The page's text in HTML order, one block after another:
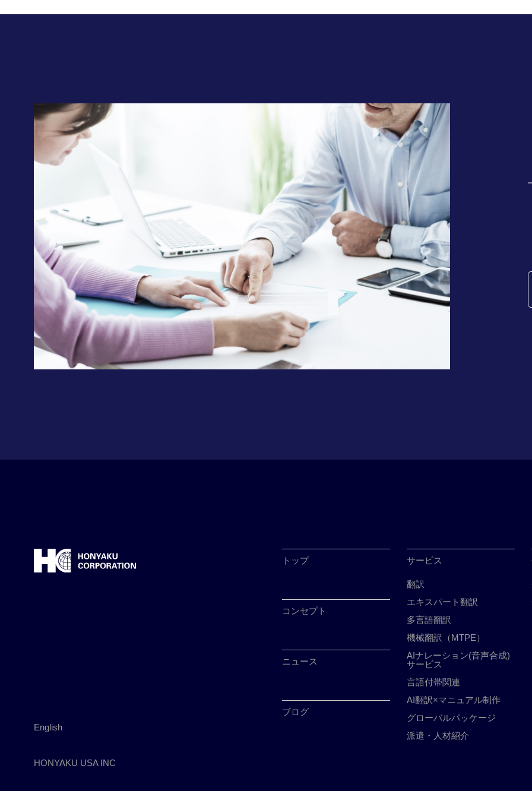
トップ
コンセプト
ニュース
ブログ
サービス
翻訳
エキスパート翻訳
多言語翻訳
機械翻訳（MTPE）
AIナレーション(音声合成)
サービス
言語付帯関連
AI翻訳×マニュアル制作
グローバルパッケージ
派遣・人材紹介
English
HONYAKU USA INC